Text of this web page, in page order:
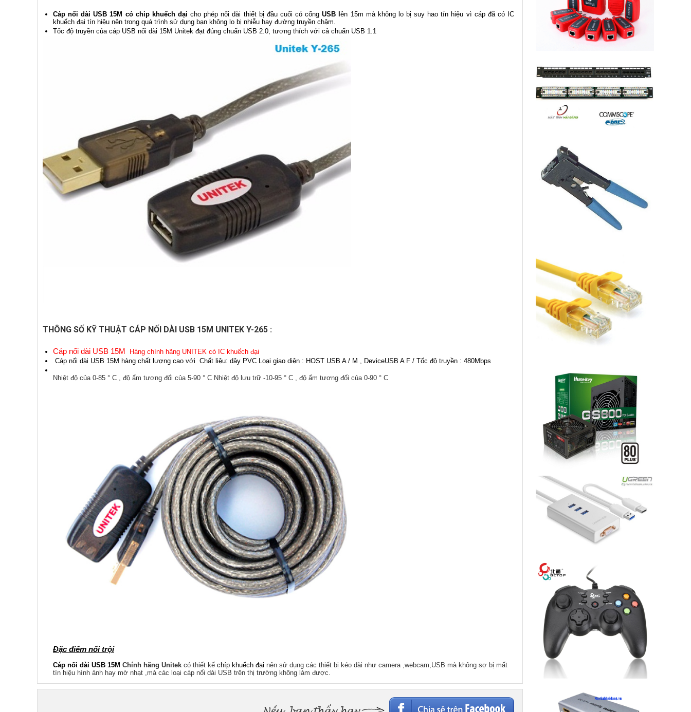
Cáp nối dài USB 15M có chip khuếch đại cho phép nối dài thiết bị đầu cuối có cổng USB lên 15m mà không lo bị suy hao tín hiệu vì cáp đã có IC
khuếch đại tín hiệu nên trong quá trình sử dụng bạn không lo bị nhiễu hay đường truyền chậm.
Tốc độ truyền của cáp USB nối dài 15M Unitek đạt đúng chuẩn USB 2.0, tương thích với cả chuẩn USB 1.1
THÔNG SỐ KỸ THUẬT CÁP NỐI DÀI USB 15M UNITEK Y-265 :
Cáp nối dài USB 15M Hàng chính hãng UNITEK có IC khuếch đại
Cáp nối dài USB 15M hàng chất lượng cao với Chất liệu: dây PVC Loại giao diện : HOST USB A / M , DeviceUSB A F / Tốc độ truyền : 480Mbps
Nhiệt độ của 0-85 ° C , độ ẩm tương đối của 5-90 ° C Nhiệt độ lưu trữ -10-95 ° C , độ ẩm tương đối của 0-90 ° C
Đặc điểm nổi trội
Cáp nối dài USB 15M Chính hãng Unitek có thiết kế chíp khuếch đại nên sử dụng các thiết bị kéo dài như camera ,webcam,USB mà không sợ bị mất
tín hiệu hình ảnh hay mờ nhạt ,mà các loại cáp nối dài USB trên thị trường không làm được.